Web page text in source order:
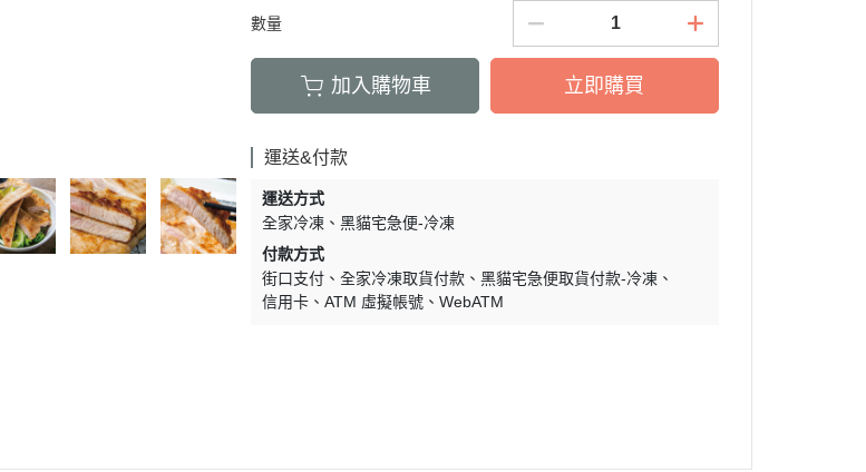
數量
加入購物車 立即購買
運送&付款
運送方式
全家冷凍
黑貓宅急便-冷凍
付款方式
街口支付
全家冷凍取貨付款
黑貓宅急便取貨付款-冷凍
信用卡
ATM 虛擬帳號 WebATM